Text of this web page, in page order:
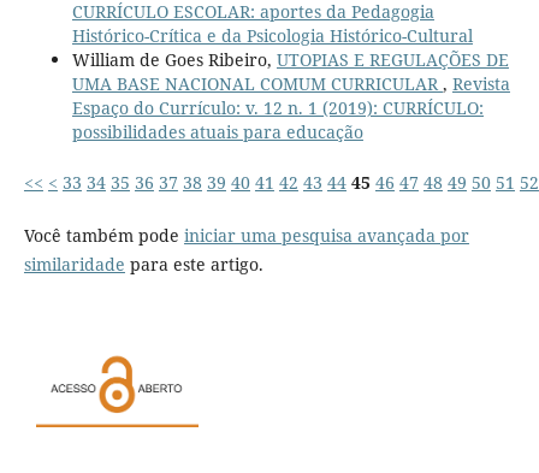
CURRÍCULO ESCOLAR: aportes da Pedagogia
Histórico-Crítica e da Psicologia Histórico-Cultural
William de Goes Ribeiro, UTOPIAS E REGULAÇÕES DE
UMA BASE NACIONAL COMUM CURRICULAR, Revista
Espaço do Currículo: v. 12 n. 1 (2019): CURRÍCULO:
possibilidades atuais para educação
<< < 33 34 35 36 37 38 39 40 41 42 43 44 45 46 47 48 49 50 51 52
Você também pode iniciar uma pesquisa avançada por
similaridade para este artigo.